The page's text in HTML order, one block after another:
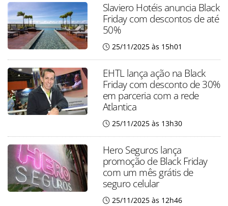
Slaviero Hotéis anuncia Black
Friday com descontos de até
50%
25/11/2025 às 15h01
EHTL lança ação na Black
Friday com desconto de 30%
em parceria com a rede
Atlantica
25/11/2025 às 13h30
Hero Seguros lança
promoção de Black Friday
com um mês grátis de
seguro celular
25/11/2025 às 12h46